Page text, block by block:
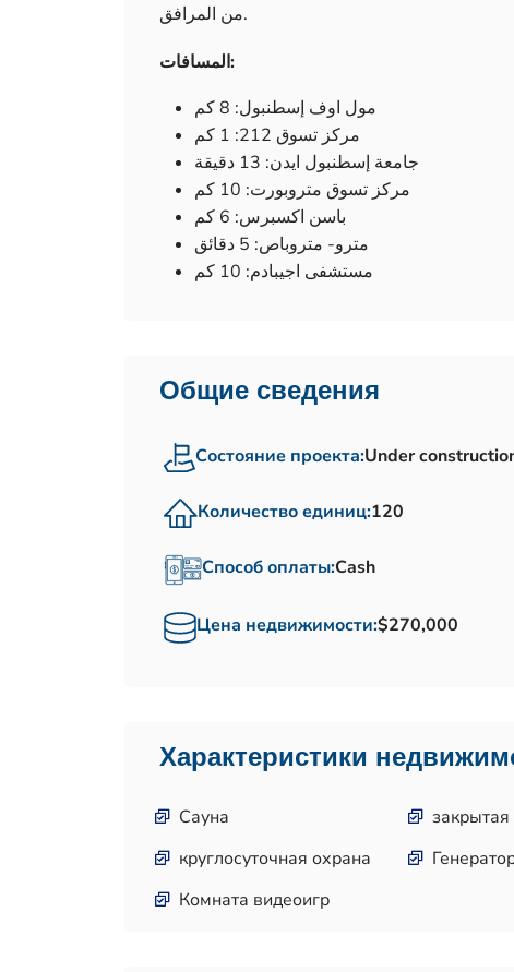
من المرافق.
المسافات:
مول اوف إسطنبول: 8 كم
مركز تسوق 212: 1 كم
جامعة إسطنبول ايدن: 13 دقيقة
مركز تسوق متروبورت: 10 كم
باسن اكسبرس: 6 كم
مترو- متروباص: 5 دقائق
مستشفى اجيبادم: 10 كم
Общие сведения
Состояние проекта:Under
Количество единиц:120
Способ оплаты:Cash
Цена недвижимости:$270,000
Характеристики
Сауна закрытая
круглосуточная охрана
Комната видеоигр